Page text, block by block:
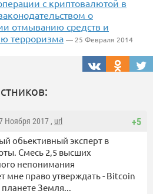
с криптовалютой в
о
отмыванию средств и
терроризма — 25 Февраля 2014
+5
Ноября 2017 , url
обьективный эксперт в
Смесь 2,5 высших
непонимания
мне право утверждать - Bitcoin
Земля...